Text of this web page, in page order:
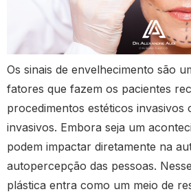
Os sinais de envelhecimento são
fatores que fazem os pacientes
procedimentos estéticos invasivos
invasivos. Embora seja um
podem impactar diretamente na
autopercepção das pessoas.
plástica entra como um meio de